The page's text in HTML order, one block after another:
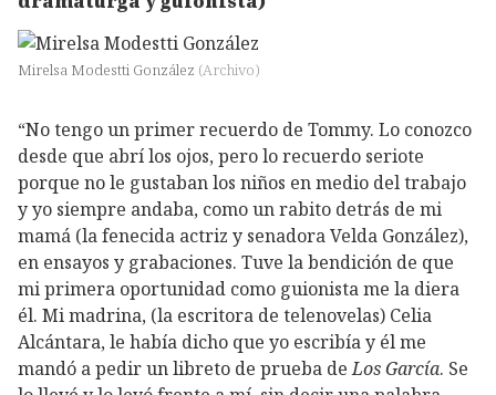
Mirelsa Modestti González (Archivo)
“No tengo un primer recuerdo de Tommy. Lo conozco
desde que abrí los ojos, pero lo recuerdo seriote
porque no le gustaban los niños en medio del trabajo
y yo siempre andaba, como un rabito detrás de mi
mamá (la fenecida actriz y senadora Velda González),
en ensayos y grabaciones. Tuve la bendición de que
mi primera oportunidad como guionista me la diera
él. Mi madrina, (la escritora de telenovelas) Celia
Alcántara, le había dicho que yo escribía y él me
mandó a pedir un libreto de prueba deLos García. Se